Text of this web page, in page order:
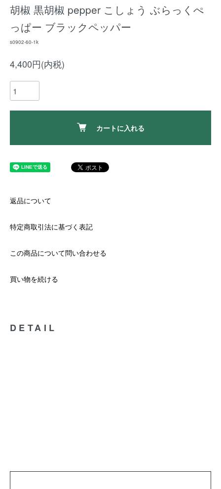
胡椒 黒胡椒 pepper こしょう ぶらっくぺ
っぱー ブラックペッパー
s0902-60-1k
4,400円(内税)
カートに入れる
返品について
特定商取引法に基づく表記
この商品について問い合わせる
買い物を続ける
DETAIL